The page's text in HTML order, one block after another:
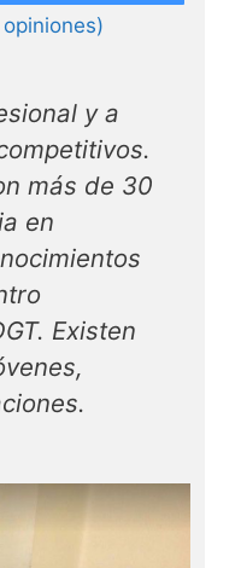
y a
más de 30
en
Existen